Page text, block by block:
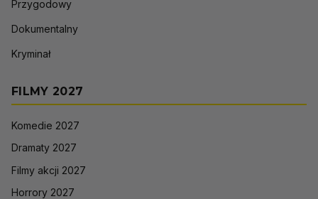
Przygodowy
Dokumentalny
Kryminał
FILMY 2027
Komedie 2027
Dramaty 2027
Filmy akcji 2027
Horrory 2027